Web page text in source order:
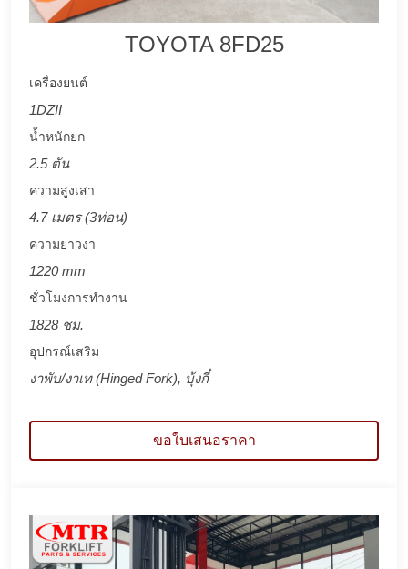
TOYOTA 8FD25
เครื่องยนต์
1DZII
น้ำหนักยก
2.5 ตัน
ความสูงเสา
4.7 เมตร (3ท่อน)
ความยาวงา
1220 mm
ชั่วโมงการทำงาน
1828 ชม.
อุปกรณ์เสริม
งาพับ/งาเท (Hinged Fork), บุ้งกี๋
ขอใบเสนอราคา